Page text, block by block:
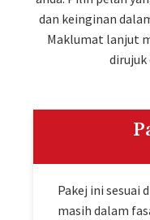
dan keinginan
Maklumat lanjut
dirujuk
Pakej ini sesuai
masih dalam